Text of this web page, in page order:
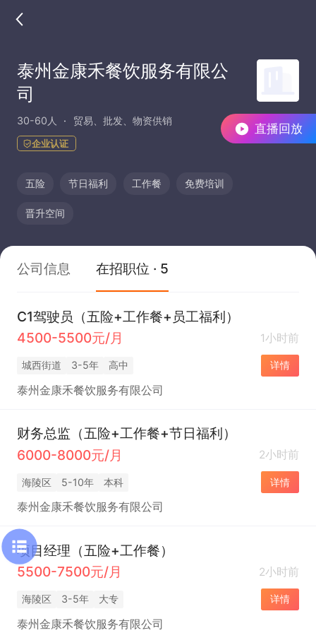
直播回放
泰州金康禾餐饮服务有限公
司
30-60人 贸易、批发、物资供销
企业认证
五险 节日福利 工作餐 免费培训
晋升空间
公司信息 在招职位 · 5
C1驾驶员（五险+工作餐+员工福利）
4500-5500元/月
1小时前
城西街道 3-5年 高中 详情
泰州金康禾餐饮服务有限公司
财务总监（五险+工作餐+节日福利）
6000-8000元/月
2小时前
海陵区 5-10年 本科 详情
泰州金康禾餐饮服务有限公司
项目经理（五险+工作餐）
5500-7500元/月
2小时前
海陵区 3-5年 大专 详情
泰州金康禾餐饮服务有限公司